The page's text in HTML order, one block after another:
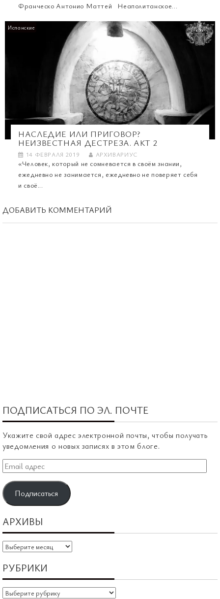
Франческо Антонио Маттей Неаполитанское...
Испанские
НАСЛЕДИЕ ИЛИ ПРИГОВОР?
НЕИЗВЕСТНАЯ ДЕСТРЕЗА. АКТ 2
14 ФЕВРАЛЯ 2019 АРХИВАРИУС
«Человек, который не сомневается в своём знании,
ежедневно не занимается, ежедневно не поверяет себя
и своё...
ДОБАВИТЬ КОММЕНТАРИЙ
ПОДПИСАТЬСЯ ПО ЭЛ. ПОЧТЕ
Укажите свой адрес электронной почты, чтобы получать
уведомления о новых записях в этом блоге.
Email
адрес
Подписаться
АРХИВЫ
Архивы
РУБРИКИ
Рубрики